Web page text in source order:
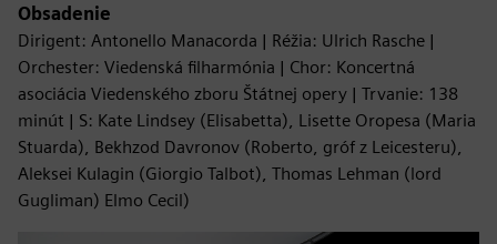
Obsadenie
Dirigent: Antonello Manacorda | Réžia: Ulrich Rasche |
Orchester: Viedenská filharmónia | Chor: Koncertná
asociácia Viedenského zboru Štátnej opery | Trvanie: 138
minút | S: Kate Lindsey (Elisabetta), Lisette Oropesa (Maria
Stuarda), Bekhzod Davronov (Roberto, gróf z Leicesteru),
Aleksei Kulagin (Giorgio Talbot), Thomas Lehman (lord
Gugliman) Elmo Cecil)